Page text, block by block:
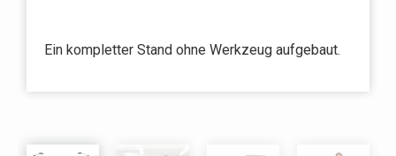
Ein kompletter Stand ohne Werkzeug aufgebaut.